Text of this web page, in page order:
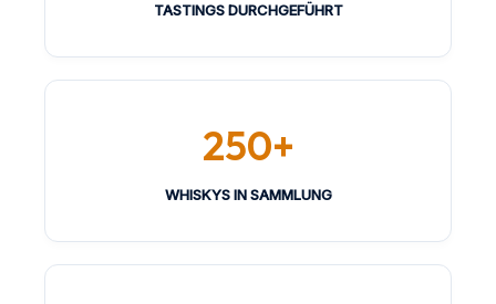
TASTINGS DURCHGEFÜHRT
250+
WHISKYS IN SAMMLUNG